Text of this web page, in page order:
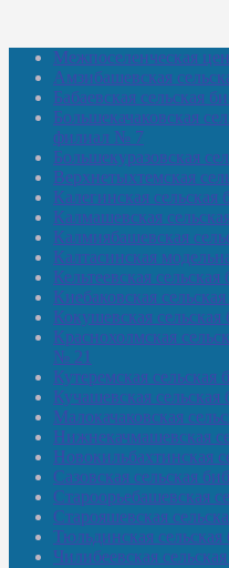
Межпоселенческая
Амзибашевская
Бабаевская сельская
Большекачаковская
филиал № 7
Большекуразовская
Верхнетыхтемская
Калегинская
Калмашевская
Калмиябашевская
Калтасинская
Кельтеевская
Киебаковская
Кокушевская
Краснохолмская
№ 21
Кутеремская
Кучашевская
Малокачаковская
Нижнекачмашевская
Новокильбахтинская
Сазовская сельская
Староорьебашевская
Старояшевская
Тюльдинская
Чилибеевская